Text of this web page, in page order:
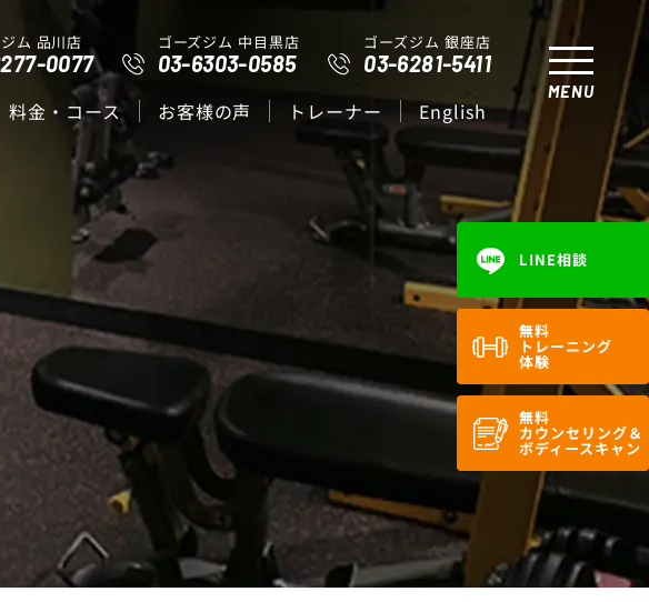
ム 品川店
0077
ゴーズジム 中目黒店
03-6303-0585
ゴーズジム 銀座店
03-6281-5411
料金・コース お客様の声 トレーナー English
MENU
LINE相談
無料
トレーニング
体験
無料
カウンセリング＆
ボディースキャン